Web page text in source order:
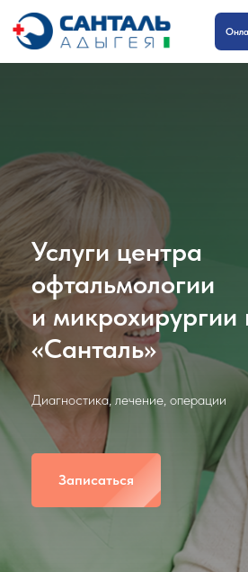
Онлайн-консультация
Услуги центра
офтальмологии
и микрохирургии
«Санталь»
Диагностика, лечение, операции
Записаться